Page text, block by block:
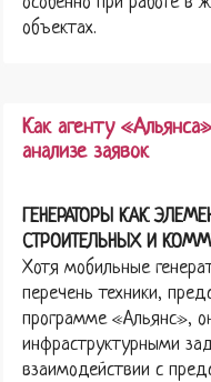
объектах.
Как агенту
анализе заявок
ГЕНЕРАТОРЫ КАК
СТРОИТЕЛЬНЫХ И
Хотя мобильные
перечень техники,
программе «Альянс»,
инфраструктурными
взаимодействии с